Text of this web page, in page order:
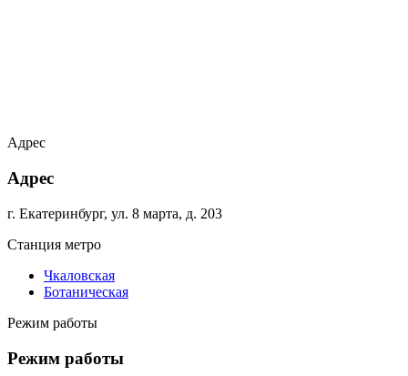
Адрес
Адрес
г. Екатеринбург, ул. 8 марта, д. 203
Станция метро
Чкаловская
Ботаническая
Режим работы
Режим работы